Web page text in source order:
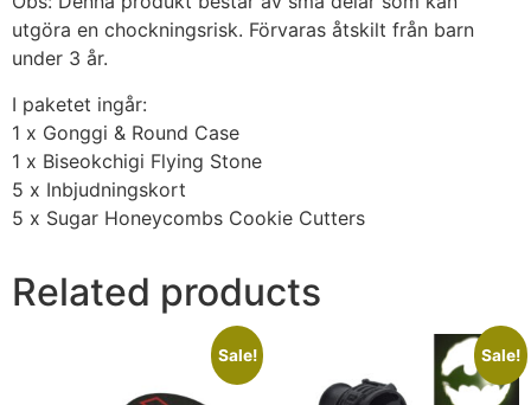
utgöra en chockningsrisk. Förvaras åtskilt från barn
under 3 år.
I paketet ingår:
1 x Gonggi & Round Case
1 x Biseokchigi Flying Stone
5 x Inbjudningskort
5 x Sugar Honeycombs Cookie Cutters
Related products
Sale! Sale!